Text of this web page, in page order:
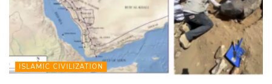
ISLAMIC CIVILIZATION